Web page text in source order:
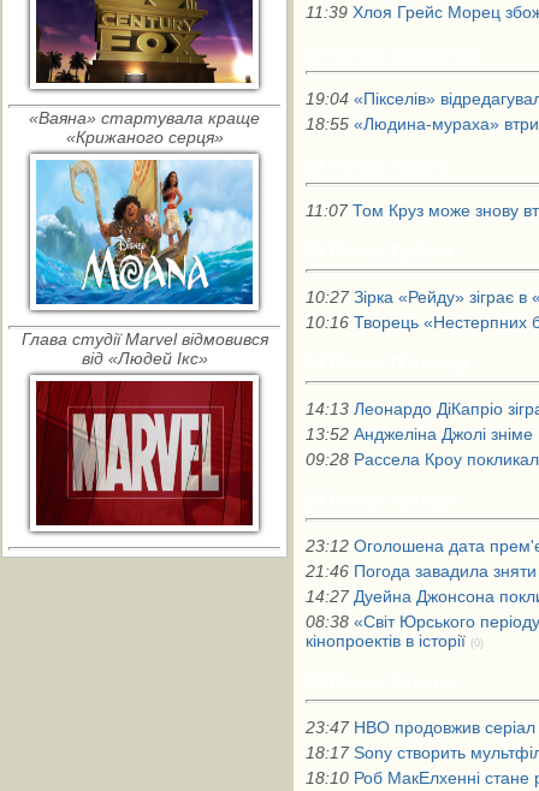
«Ваяна» стартувала краще
«Крижаного серця»
Глава студії Marvel відмовився
від «Людей Ікс»
11:39 Хлоя Грейс Морец
19:04 «Пікселів»
18:55 «Людина-мураха»
11:07 Том Круз може знову
10:27 Зірка «Рейду» зіграє
10:16 Творець «Нестерпних
14:13 Леонардо ДіКапріо
13:52 Анджеліна Джолі
09:28 Рассела Кроу
23:12 Оголошена дата
21:46 Погода завадила
14:27 Дуейна Джонсона
08:38 «Світ Юрського
кінопроектів в історії (0)
23:47 HBO продовжив
18:17 Sony створить
18:10 Роб МакЕлхенні